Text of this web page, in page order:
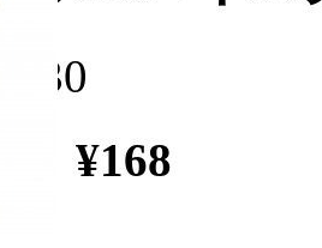
30
： ¥168